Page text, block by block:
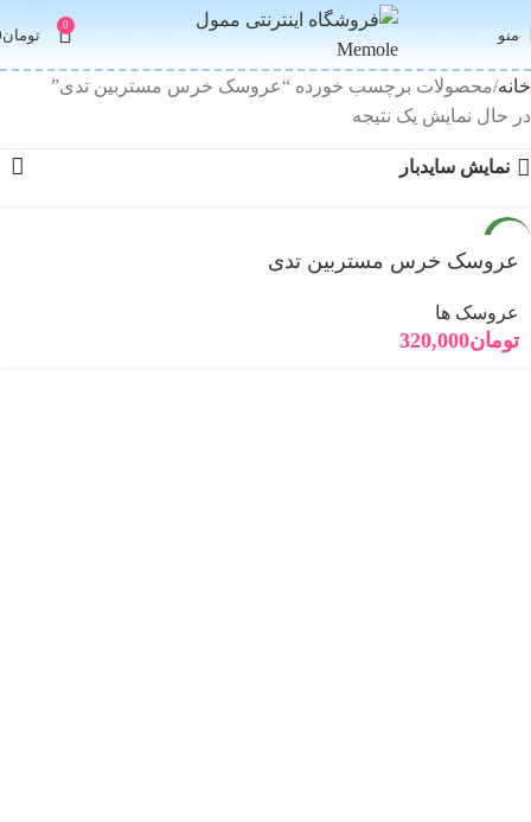
منو
0
تومان
خانه محصولات برچسب خورده “عروسک خرس مستربین تدی”
در حال نمایش یک نتیجه
نمایش سایدبار
عروسک خرس مستربین تدی
عروسک ها
تومان320,000